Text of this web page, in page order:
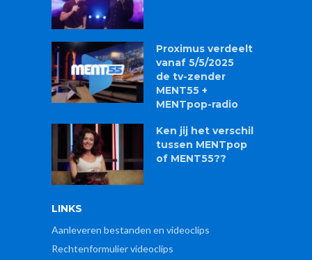
Proximus verdeelt
vanaf 5/5/2025
de tv-zender
MENT55 +
MENTpop-radio
Ken jij het verschil
tussen MENTpop
of MENT55??
LINKS
Aanleveren bestanden en videoclips
Rechtenformulier videoclips